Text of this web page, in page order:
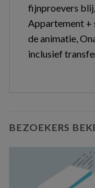
fijnproevers
Appartement +
de animatie,
inclusief
BEZOEKERS